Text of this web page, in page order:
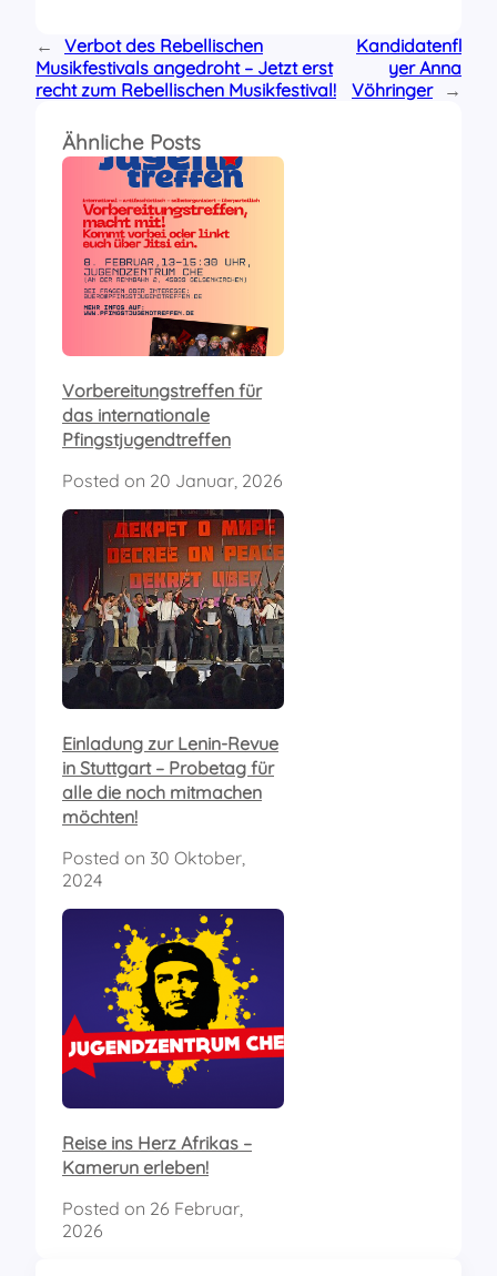
←
Verbot des Rebellischen
Musikfestivals angedroht – Jetzt erst
recht zum Rebellischen Musikfestival!
Kandidatenfl
yer Anna
Vöhringer
→
Ähnliche Posts
Vorbereitungstreffen für
das internationale
Pfingstjugendtreffen
Posted on 20 Januar, 2026
Einladung zur Lenin-Revue
in Stuttgart – Probetag für
alle die noch mitmachen
möchten!
Posted on 30 Oktober,
2024
Reise ins Herz Afrikas –
Kamerun erleben!
Posted on 26 Februar,
2026